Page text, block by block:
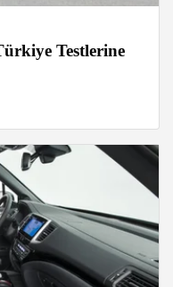
Testlerine